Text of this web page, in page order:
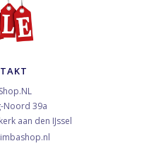
Noord 39a
aan den IJssel